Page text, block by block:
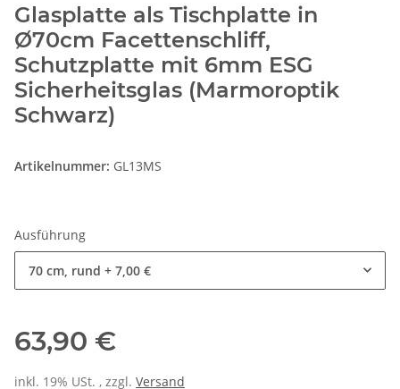
Glasplatte als Tischplatte in
Ø70cm Facettenschliff,
Schutzplatte mit 6mm ESG
Sicherheitsglas (Marmoroptik
Schwarz)
Artikelnummer: GL13MS
Ausführung
70 cm, rund + 7,00 €
63,90 €
inkl. 19% USt. , zzgl. Versand